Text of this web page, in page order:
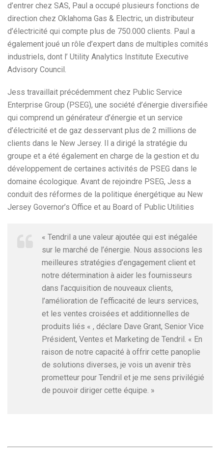
d’entrer chez SAS, Paul a occupé plusieurs fonctions de
direction chez Oklahoma Gas & Electric, un distributeur
d’électricité qui compte plus de 750.000 clients. Paul a
également joué un rôle d’expert dans de multiples comités
industriels, dont l’ Utility Analytics Institute Executive
Advisory Council.
Jess travaillait précédemment chez Public Service
Enterprise Group (PSEG), une société d’énergie diversifiée
qui comprend un générateur d’énergie et un service
d’électricité et de gaz desservant plus de 2 millions de
clients dans le New Jersey. Il a dirigé la stratégie du
groupe et a été également en charge de la gestion et du
développement de certaines activités de PSEG dans le
domaine écologique. Avant de rejoindre PSEG, Jess a
conduit des réformes de la politique énergétique au New
Jersey Governor’s Office et au Board of Public Utilities
« Tendril a une valeur ajoutée qui est inégalée
sur le marché de l’énergie. Nous associons les
meilleures stratégies d’engagement client et
notre détermination à aider les fournisseurs
dans l’acquisition de nouveaux clients,
l’amélioration de l’efficacité de leurs services,
et les ventes croisées et additionnelles de
produits liés « , déclare Dave Grant, Senior Vice
Président, Ventes et Marketing de Tendril. « En
raison de notre capacité à offrir cette panoplie
de solutions diverses, je vois un avenir très
prometteur pour Tendril et je me sens privilégié
de pouvoir diriger cette équipe. »